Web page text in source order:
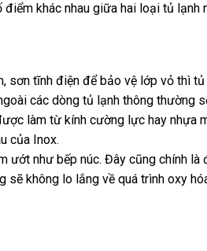
khác nhau giữa hai loại tủ lạnh
sơn tĩnh điện để bảo vệ lớp vỏ thì tủ
các dòng tủ lạnh thông thường
làm từ kính cường lực hay nhựa
của Inox.
ướt như bếp núc. Đây cũng chính là
sẽ không lo lắng về quá trình oxy